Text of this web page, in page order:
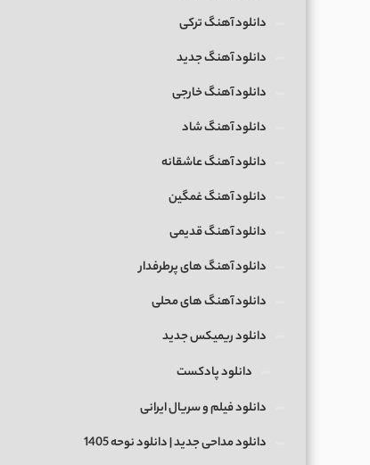
دانلود آهنگ ترکی
دانلود آهنگ جدید
دانلود آهنگ خارجی
دانلود آهنگ شاد
دانلود آهنگ عاشقانه
دانلود آهنگ غمگین
دانلود آهنگ قدیمی
دانلود آهنگ های پرطرفدار
دانلود آهنگ های محلی
دانلود ریمیکس جدید
دانلود پادکست
دانلود فیلم و سریال ایرانی
دانلود مداحی جدید | دانلود نوحه 1405